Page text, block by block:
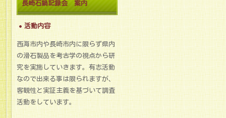
長崎石鍋記録会 案内
活動内容
西海市内や長崎市内に限らず県内
の滑石製品を考古学の視点から研
究を実施していきます。有志活動
なので出来る事は限られますが、
客観性と実証主義を基づいて調査
活動をしています。